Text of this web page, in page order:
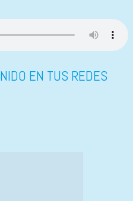
EN TUS REDES